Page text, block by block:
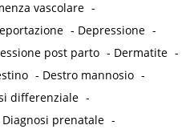
vascolare -
- Depressione -
post parto - Dermatite -
- Destro mannosio -
differenziale -
Diagnosi prenatale -